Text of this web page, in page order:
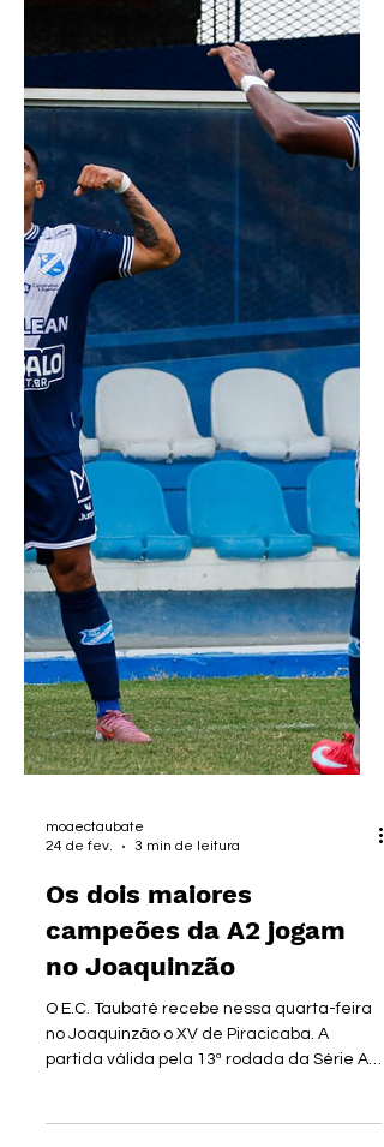
fora da próxima fase.
Taubaté e XV de Piracicaba jogaram na
noite desta quarta-feira no Joaquinzão, e
não saiu de outro empate, 1 a 1. O técnico
Fahel Junior, sem poder contar com
Maranhão cumprindo o terceiro cartão
amarelo, optou por Leozinho pela direita,
mantendo o time ofensivo. No enteando
ambas equipes propuseram um jogo fraco
tecnicamente com poucas oportunidades
ofensivas. Faltando duas rodadas para o
término da fase de classificação, o Burrão
soma 13 pontos na tabela sem chance
para busc
moaectaubate